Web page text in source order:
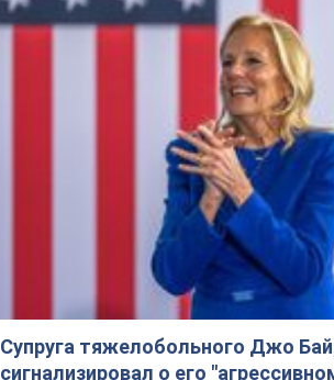
Супруга тяжелобольного Джо
сигнализировал о его